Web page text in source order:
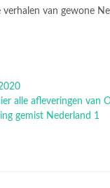
verhalen van gewone
alle afleveringen van
gemist Nederland 1